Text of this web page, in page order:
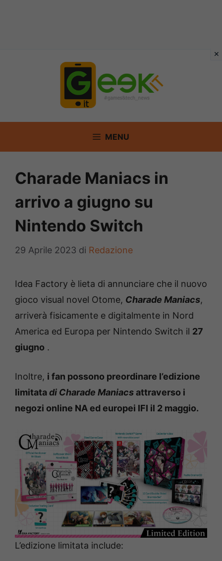
MENU
Charade Maniacs in
arrivo a giugno su
Nintendo Switch
29 Aprile 2023 di Redazione
Idea Factory è lieta di annunciare che il nuovo
gioco visual novel Otome, Charade Maniacs,
arriverà fisicamente e digitalmente in Nord
America ed Europa per Nintendo Switch il 27
giugno .
Inoltre, i fan possono preordinare l’edizione
limitatadi Charade Maniacsattraverso i
negozi online NA ed europei IFI il 2 maggio.
L’edizione limitata include: